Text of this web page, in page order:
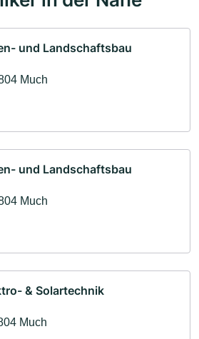
und Landschaftsbau
Much
und Landschaftsbau
Much
& Solartechnik
Much